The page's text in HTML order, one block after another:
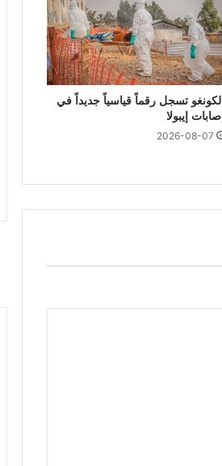
الكونغو تسجل رقماً قياسياً جديداً في
إصابات إيبولا
2026-08-07